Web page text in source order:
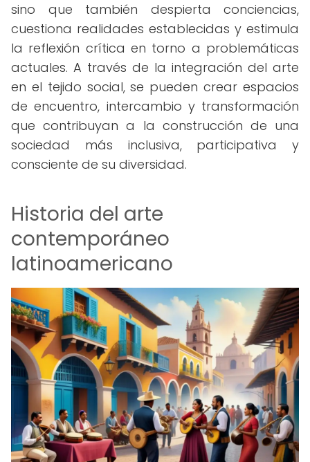
sino que también despierta conciencias,
cuestiona realidades establecidas y estimula
la reflexión crítica en torno a problemáticas
actuales. A través de la integración del arte
en el tejido social, se pueden crear espacios
de encuentro, intercambio y transformación
que contribuyan a la construcción de una
sociedad más inclusiva, participativa y
consciente de su diversidad.
Historia del arte
contemporáneo
latinoamericano